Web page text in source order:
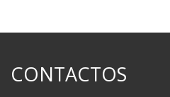
CONTACTOS